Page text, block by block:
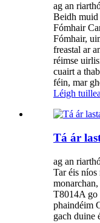
ag an
Beidh muid
Fómhair
Fómhair,
freastal ar
réimse
cuairt a
féin, mar
Léigh
Tá ár
ag an
Tar éis níos
T8014A go
phaindéim
gach duine